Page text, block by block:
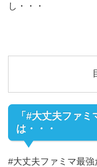
し・・・
「#大丈夫ファ
は・・・
#大丈夫ファミマ最